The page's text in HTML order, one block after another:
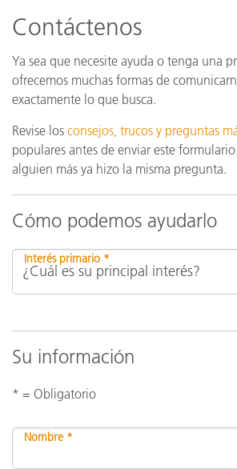
Contáctenos
Ya sea que necesite ayuda o tenga una
ofrecemos muchas formas de
exactamente lo que busca.
Revise los consejos, trucos y preguntas
populares antes de enviar este
alguien más ya hizo la misma pregunta.
Cómo podemos ayudarlo
Interés primario *
Su información
* = Obligatorio
Nombre *